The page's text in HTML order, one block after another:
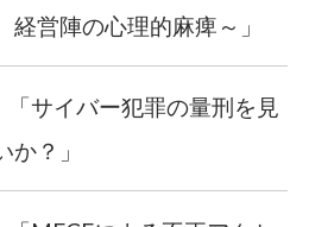
経営陣の心理的麻痺～」
「サイバー犯罪の量刑を見
？」